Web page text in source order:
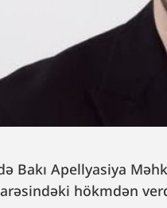
Bakı Apellyasiya
hökmdən